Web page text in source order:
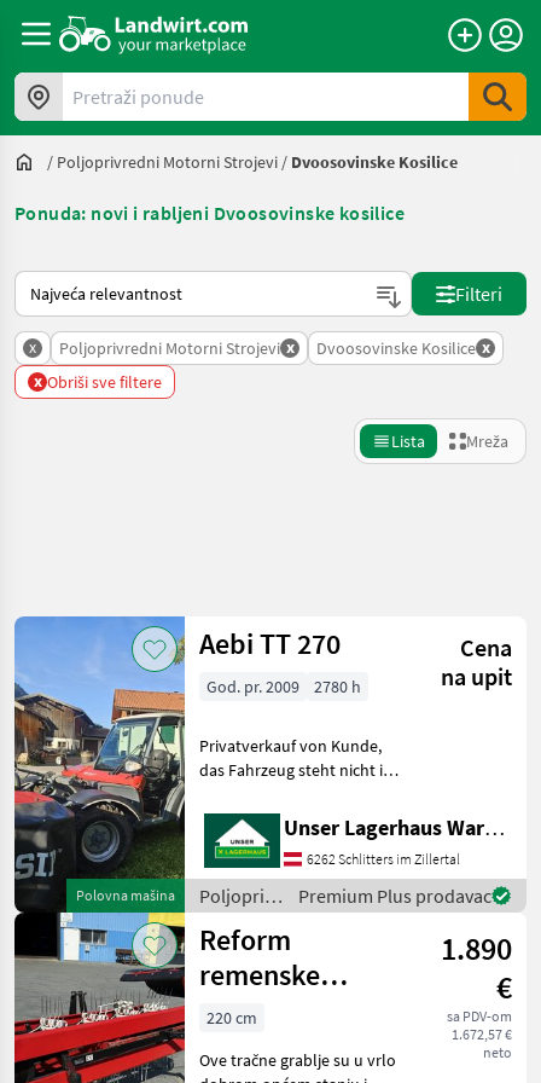
Pretraži ponude
/ Poljoprivredni Motorni Strojevi / Dvoosovinske Kosilice
Ponuda: novi i rabljeni Dvoosovinske kosilice
Način na koji sortira Landwirt.com
Filteri
x Poljoprivredni Motorni Strojevi x Dvoosovinske Kosilice x
x Obriši sve filtere
Lista Mreža
Kategorija 3 Država Filteri
TRENUTNA
PUTANJA
Poljoprivredna
tehnika
Poljoprivredni
Motorni
Strojevi
Dvoosovinske
IZABERITE
KATEGORIJU
Sonstige
183
Resetuj
Prikaži
302
rezultata
Polovna mašina
Aebi TT 270
Cena
na upit
God. pr. 2009 2780 h
Privatverkauf von Kunde,
das Fahrzeug steht nicht im
motorni strojevi
Dvoosovinske kosilice
Unser Lagerhaus Warenhandelsges.m.b.H.
6262 Schlitters im Zillertal
Poljoprivredni
motorni
strojevi /
Aebi
Premium Plus prodavac
Reform
remenske
grablje 160.003
1.890
€
sa PDV-om
1.672,57 €
neto
220 cm
Ove tračne grablje su u vrlo